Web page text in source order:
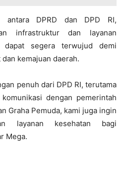
antara DPRD dan DPD RI,
infrastruktur dan layanan
dapat segera terwujud demi
kemajuan daerah.
penuh dari DPD RI, terutama
dengan pemerintah
Graha Pemuda, kami juga ingin
layanan kesehatan bagi
Mega.